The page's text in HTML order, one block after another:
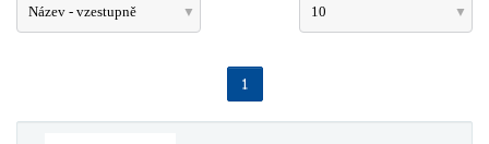
Název - vzestupně 10
1